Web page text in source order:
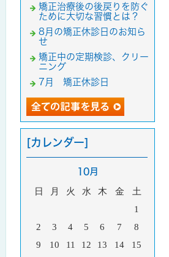
矯正治療後の後戻りを防ぐ
ために大切な習慣とは？
8月の矯正休診日のお知ら
せ
矯正中の定期検診、クリー
ニング
7月 矯正休診日
[カレンダー]
10月
日 月 火 水 木 金
土
1
2
3 4 5 6 7
8
9
10 11 12 13 14
15